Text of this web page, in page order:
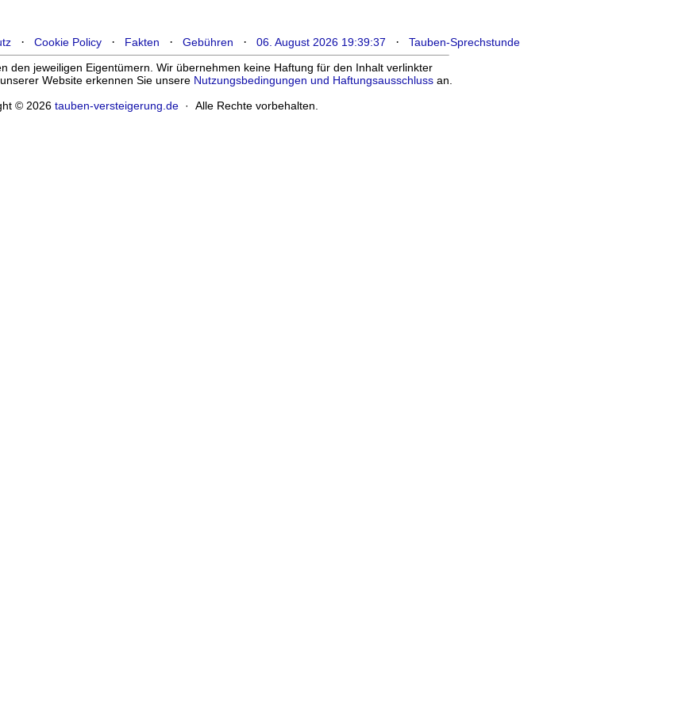
· Cookie Policy· Fakten · Gebühren · 06. August 2026 19:39:37 · Tauben-Sprechstunde
den jeweiligen Eigentümern. Wir übernehmen keine Haftung für den Inhalt verlinkter
Website erkennen Sie unsere Nutzungsbedingungen und Haftungsausschlussan.
© 2026 tauben-versteigerung.de· Alle Rechte vorbehalten.